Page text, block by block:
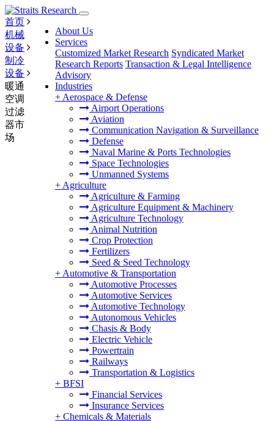
About Us
Services
Customized Market Research Syndicated Market
Research Reports Transaction & Legal Intelligence
Advisory
Industries
+ Aerospace & Defense
Airport Operations
Aviation
Communication Navigation & Surveillance
Defense
Naval Marine & Ports Technologies
Space Technologies
Unmanned Systems
+ Agriculture
Agriculture & Farming
Agriculture Equipment & Machinery
Agriculture Technology
Animal Nutrition
Crop Protection
Fertilizers
Seed & Seed Technology
+ Automotive & Transportation
Automotive Processes
Automotive Services
Automotive Technology
Autonomous Vehicles
Chasis & Body
Electric Vehicle
Powertrain
Railways
Transportation & Logistics
+ BFSI
Financial Services
Insurance Services
+ Chemicals & Materials
首页
机械
设备
制冷
设备
暖通
空调
过滤
器市
场